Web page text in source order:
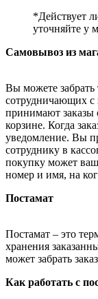
*Действует
уточняйте у
Самовывоз из
Вы можете забрать
сотрудничающих с
принимают заказы
корзине. Когда
уведомление. Вы
сотруднику в
покупку может
номер и имя, на
Постамат
Постамат – это
хранения
может забрать
Как работать с